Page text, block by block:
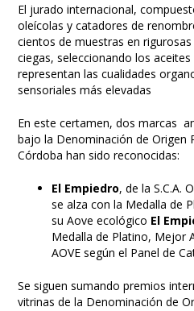
El jurado internacional,
oleícolas y catadores de
cientos de muestras en
ciegas, seleccionando los
representan las cualidades
sensoriales más elevadas
En este certamen, dos marcas
bajo la Denominación de Origen
Córdoba han sido reconocidas:
El Empiedro, de la S.C.A.
se alza con la Medalla de
su Aove ecológico El
Medalla de Platino, Mejor
AOVE según el Panel de
Se siguen sumando premios
vitrinas de la Denominación de